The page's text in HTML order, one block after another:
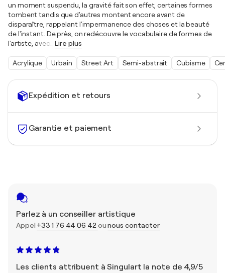
Expédition et retours
Garantie et paiement
Parlez à un conseiller artistique
Appel +33 1 76 44 06 42 ounous contacter
Les clients attribuent à Singulart la note de 4,9/5
un moment suspendu, la gravité fait son effet, certaines formes
tombent tandis que d'autres montent encore avant de
disparaître, rappelant l'impermanence des choses et la beauté
de l'instant. De près, on redécouvre le vocabulaire de formes de
l'artiste, avec
Lire plus
Acrylique Urbain Street Art Semi-abstrait Cubisme